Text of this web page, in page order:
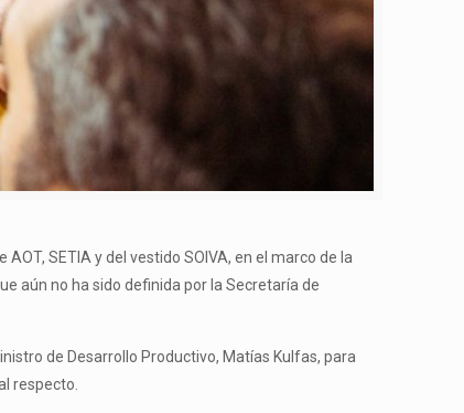
SETIA y del vestido SOIVA, en el marco de la
aún no ha sido definida por la Secretaría de
de Desarrollo Productivo, Matías Kulfas, para
respecto.